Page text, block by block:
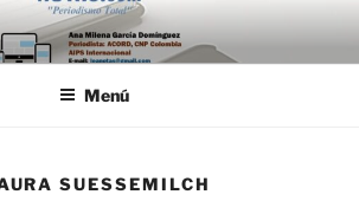
Menú
SUESSEMILCH